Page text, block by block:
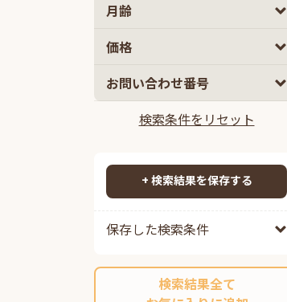
ミニチュアダックスフンド 53
ミックス 897
ポメチワ 86
チワックス 92
ペキプー 39
ポンスキーミックス
月齢
2 5
2ヵ月 5ヵ月以上
価格
10 100
100万円以上
お問い合わせ番号
検索する
検索条件をリセット
+ 検索結果を保存する
保存した検索条件
検索結果全て